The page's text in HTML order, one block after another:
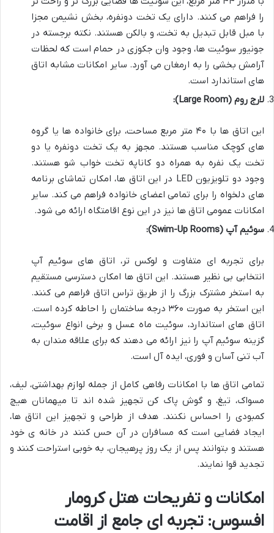
را فراهم می کنند. دارای یک تخت دونفره، بخش نشیمن مجزا
با مبل قابل تبدیل به تخت، و بالکن هستند. نکته برجسته در
جونیور سوئیت ها، وجود وان جکوزی در حمام است که لحظات
آرامش بخشی را به ارمغان می آورد. سایر امکانات مشابه اتاق
های استاندارد است.
لارج روم (Large Room):
این اتاق ها با ۴۰ متر مربع مساحت، برای خانواده ها یا گروه
های کوچک مناسب هستند. مجهز به یک تخت دونفره یا دو
تخت یک نفره به همراه دو کاناپه تخت خواب شو هستند.
وجود دو تلویزیون LED در این اتاق ها، امکان تماشای برنامه
های دلخواه را برای تمامی اعضای خانواده فراهم می کند. سایر
امکانات عمومی اتاق ها نیز در این نوع اقامتگاه ارائه می شود.
سوئیم آپ (Swim-Up Rooms):
برای تجربه ای متفاوت و لوکس تر، اتاق های سوئیم آپ
انتخابی بی نظیر هستند. این اتاق ها امکان دسترسی مستقیم
به استخر مشترک بزرگ را از طریق تراس اتاق فراهم می کنند.
این استخر به صورت ۳۶۰ درجه ساختمان را احاطه کرده است.
اتاق های استاندارد، سوئیت ماه عسل و برخی انواع سوئیت،
گزینه سوئیم آپ را نیز ارائه می دهند که برای علاقه مندان به
آب تنی آسان و فوری، ایده آل است.
تمامی اتاق ها با امکانات رفاهی کامل از جمله لوازم بهداشتی، لیف،
مسواک، تیغ، و گوش پاک کن تجهیز شده اند تا میهمانان هیچ
کمبودی را احساس نکنند. هدف از طراحی و تجهیز این اتاق ها،
ایجاد فضایی است که مسافران در آن حس کنند در خانه ی خود
هستند و بتوانند پس از یک روز پرهیجان، به خوبی استراحت کنند و
تجدید قوا نمایند.
امکانات و تفریحات هتل کرومار
افسوس: تجربه ای جامع از اقامت